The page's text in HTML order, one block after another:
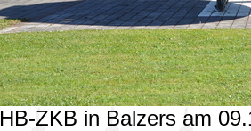
HB-ZKB in Balzers am